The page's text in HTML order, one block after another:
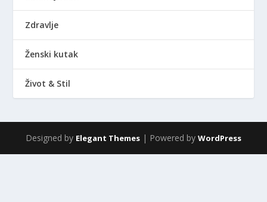
Zdravlje
Ženski kutak
Život & Stil
Designed by Elegant Themes | Powered by WordPress